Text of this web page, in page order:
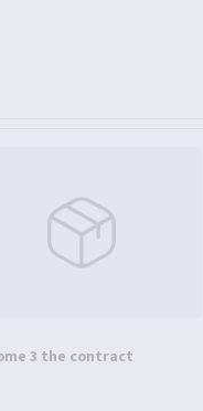
3 the contract